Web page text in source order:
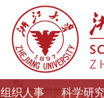
组织人事 科学研